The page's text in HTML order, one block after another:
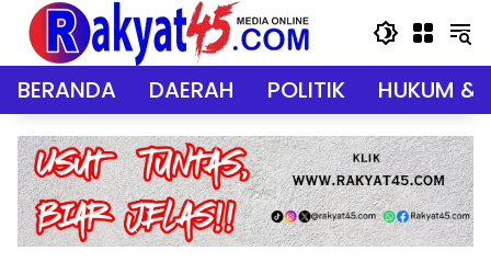
Langsung
konten
BERANDA DAERAH POLITIK HUKUM &